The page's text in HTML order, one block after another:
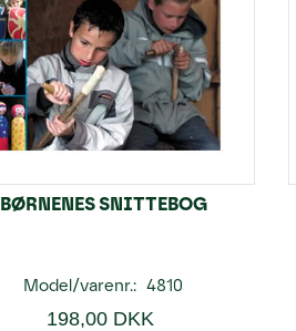
BØRNENES SNITTEBOG
Model/varenr.: 4810
198,00 DKK